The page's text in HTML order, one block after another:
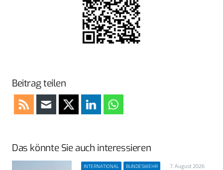
Beitrag teilen
Das könnte Sie auch interessieren
INTERNATIONAL BUNDESWEHR 7. August 2026